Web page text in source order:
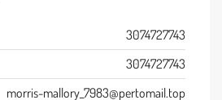
3074727743
3074727743
morris-mallory_7983@pertomail.top